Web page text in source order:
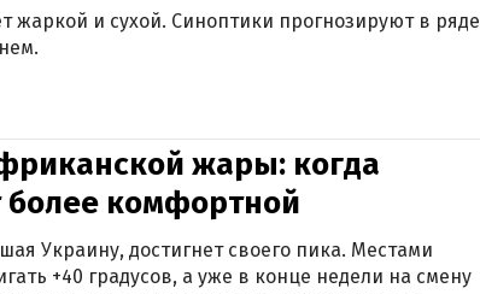
жаркой и сухой. Синоптики прогнозируют в ряде
жары: когда
более комфортной
Украину, достигнет своего пика. Местами
+40 градусов, а уже в конце недели на смену